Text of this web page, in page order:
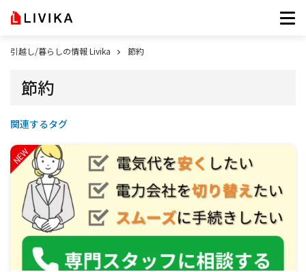
引越し/暮らしの情報 Livika 節約
節約
関連するタグ